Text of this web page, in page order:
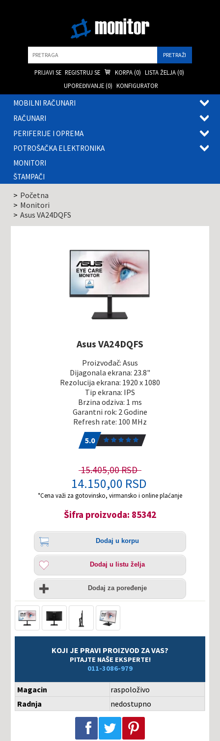
PRIJAVI SE REGISTRUJ SE KORPA (0) LISTA ŽELJA (0)
UPOREĐIVANJE (0) KONFIGURATOR
MOBILNI RAČUNARI
RAČUNARI
PERIFERIJE I OPREMA
POTROŠAČKA ELEKTRONIKA
MONITORI
ŠTAMPAČI
Početna
Monitori
Asus VA24DQFS
Asus VA24DQFS
Proizvođač: Asus
Dijagonala ekrana: 23.8"
Rezolucija ekrana: 1920 x 1080
Tip ekrana: IPS
Brzina odziva: 1 ms
Garantni rok: 2 Godine
Refresh rate: 100 MHz
5.0
15.405,00 RSD
14.150,00 RSD
*Cena važi za gotovinsko, virmansko i online plaćanje
Šifra proizvoda: 85342
Količina
Dodaj
korpu
Dodaj u korpu
Dodaj
listu
želja
Dodaj u listu želja
Uporedi
Dodaj za poređenje
KOJI JE PRAVI PROIZVOD ZA VAS?
PITAJTE NAŠE EKSPERTE!
011-3086-979
Magacin
raspoloživo
Radnja
nedostupno
Podeli na Facebook-u Podeli na Twitter-u Podeli na Pinterest-u